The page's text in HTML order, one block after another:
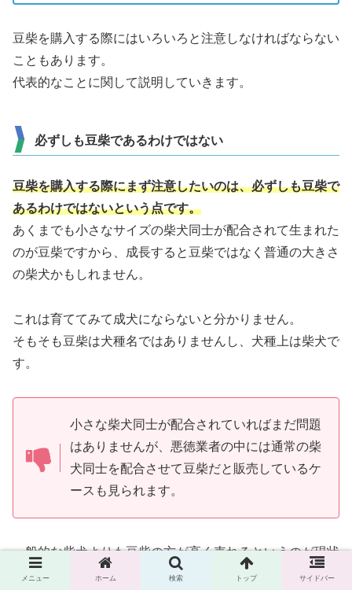
豆柴を購入する際にはいろいろと注意しなければならない
こともあります。
代表的なことに関して説明していきます。
必ずしも豆柴であるわけではない
豆柴を購入する際にまず注意したいのは、必ずしも豆柴で
あるわけではないという点です。
あくまでも小さなサイズの柴犬同士が配合されて生まれた
のが豆柴ですから、成長すると豆柴ではなく普通の大きさ
の柴犬かもしれません。
これは育ててみて成犬にならないと分かりません。
そもそも豆柴は犬種名ではありませんし、犬種上は柴犬で
す。
小さな柴犬同士が配合されていればまだ問題
はありませんが、悪徳業者の中には通常の柴
犬同士を配合させて豆柴だと販売しているケ
ースも見られます。
一般的な柴犬よりも豆柴の方が高く売れるというのが現状
ですので、可能な限り悪徳業者からは購入しないのがベス
メニュー ホーム 検索 トップ サイドバー